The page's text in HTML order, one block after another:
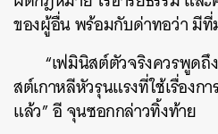
ของผู้อื่น พร้อมกับด่าทอว่า มีที่
“เฟมินิสต์ตัวจริงควรพูด
สต์เกาหลีหัวรุนแรงที่ใช้เรื่องก
แล้ว” อี จุนซอกกล่าวทิ้งท้าย
SHARE TWEET